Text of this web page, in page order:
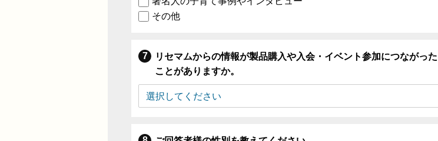
その他
リセマムからの情報が製品購入や入会・イベント参加につながった
ことがありますか。